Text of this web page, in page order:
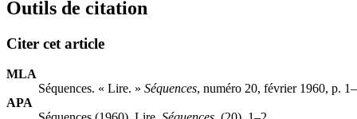
Outils de citation
Citer cet article
MLA
Séquences. « Lire. » Séquences, numéro 20, février 1960, p.
APA